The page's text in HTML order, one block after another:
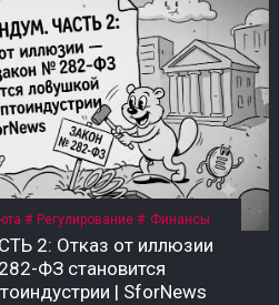
Регулирование Финансы
2: Отказ от иллюзии
ФЗ становится
| SforNews